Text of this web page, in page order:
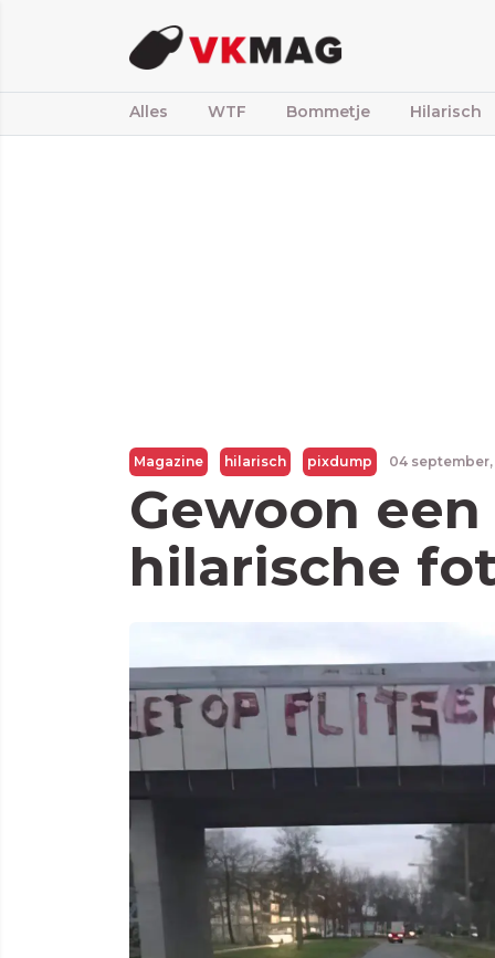
Alles WTF Bommetje Hilarisch
Magazine hilarisch pixdump 04
Gewoon
hilarische